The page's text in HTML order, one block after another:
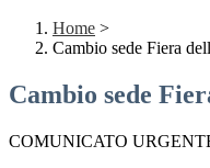
Home >
Cambio sede Fiera
Cambio sede
COMUNICATO